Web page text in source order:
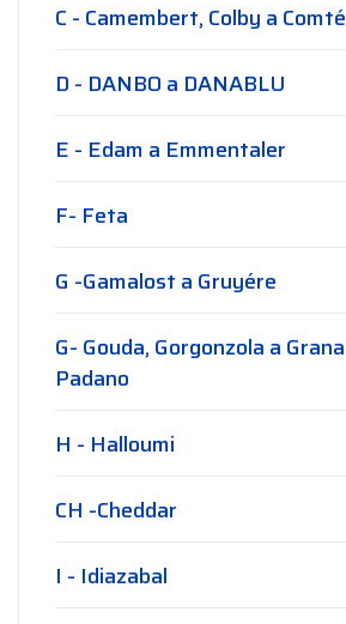
C - Camembert, Colby a Comté
D - DANBO a DANABLU
E - Edam a Emmentaler
F- Feta
G -Gamalost a Gruyére
G- Gouda, Gorgonzola a Grana
Padano
H - Halloumi
CH -Cheddar
I - Idiazabal